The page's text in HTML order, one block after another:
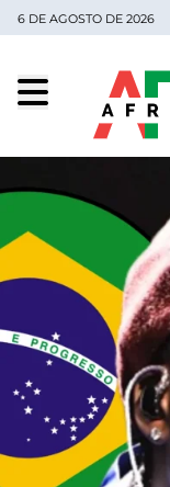
6 DE AGOSTO DE 2026